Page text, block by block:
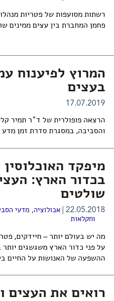
רשתות מסועפות של פטריות
פחמן המחברת בין עצים ממינים
המרוץ לפיענוח
בעצים
17.07.2019
הרצאה פופולרית של ד"ר תמיר
והסביבה, במסגרת סדרת זמן מדע
מיפקד
בכדור הארץ:
שולטים
22.05.2018 אבולוציה, מדעי
וחקלאות
מה יש בעולם יותר – חיידקים,
על פני כדור הארץ משגשגים
ההשפעה של האנושות על החיים
רואים את העצים